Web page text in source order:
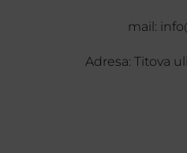
mail:
Adresa: Titova